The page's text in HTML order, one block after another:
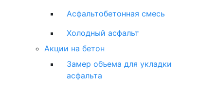
Асфальтобетонная смесь
Холодный асфальт
Акции на бетон
Замер объема для укладки
асфальта